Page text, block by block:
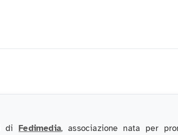
diFedimedia, associazione nata per